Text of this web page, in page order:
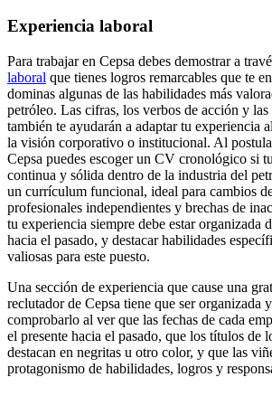
Experiencia laboral
Para trabajar en Cepsa debes demostrar a
laboral que tienes logros remarcables que te
dominas algunas de las habilidades más
petróleo. Las cifras, los verbos de acción y las
también te ayudarán a adaptar tu experiencia
la visión corporativo o institucional. Al
Cepsa puedes escoger un CV cronológico si
continua y sólida dentro de la industria del
un currículum funcional, ideal para cambios
profesionales independientes y brechas de
tu experiencia siempre debe estar organizada
hacia el pasado, y destacar habilidades
valiosas para este puesto.
Una sección de experiencia que cause una
reclutador de Cepsa tiene que ser organizada
comprobarlo al ver que las fechas de cada
el presente hacia el pasado, que los títulos de
destacan en negritas u otro color, y que las
protagonismo de habilidades, logros y